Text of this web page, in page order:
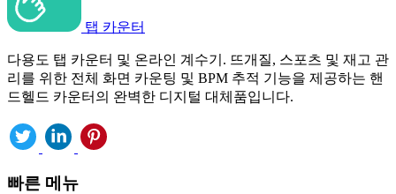
탭 카운터
다용도 탭 카운터 및 온라인 계수기. 뜨개질, 스포츠 및 재고 관
리를 위한 전체 화면 카운팅 및 BPM 추적 기능을 제공하는 핸
드헬드 카운터의 완벽한 디지털 대체품입니다.
빠른 메뉴